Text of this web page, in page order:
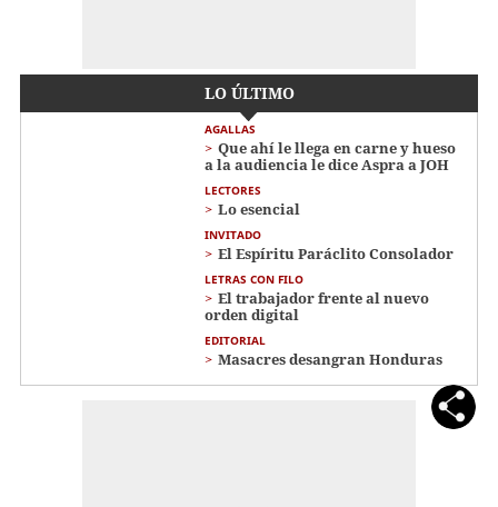
LO ÚLTIMO
AGALLAS
Que ahí le llega en carne y hueso
a la audiencia le dice Aspra a JOH
LECTORES
Lo esencial
INVITADO
El Espíritu Paráclito Consolador
LETRAS CON FILO
El trabajador frente al nuevo
orden digital
EDITORIAL
Masacres desangran Honduras